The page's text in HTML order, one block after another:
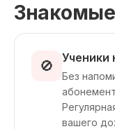
🚫 Ученики
Без
вашего